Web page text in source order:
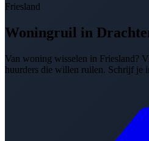
Friesland
Woningruil in
Van woning wisselen in Friesland?
huurders die willen ruilen. Schrijf je